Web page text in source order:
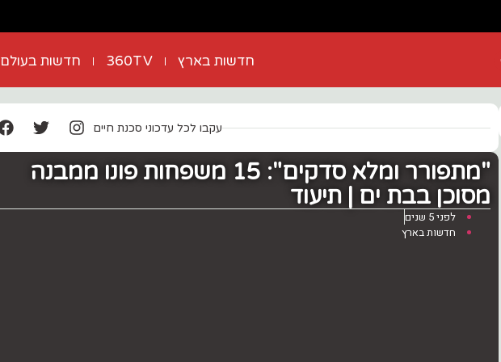
חדשות בארץ 360TV חדשות בעולם
עקבו לכל עדכוני סכנת חיים
"מתפורר ומלא סדקים": 15 משפחות פונו ממבנה
מסוכן בבת ים | תיעוד
לפני 5 שנים
חדשות בארץ